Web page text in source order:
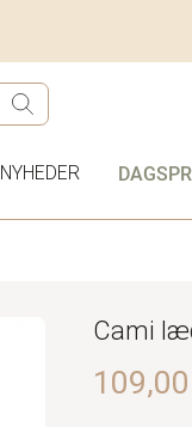
NYHEDER
Cami